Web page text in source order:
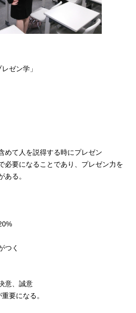
ゼン学」
めて人を説得する時にプレゼン
必要になることであり、プレゼン力を
ある。
つく
意、誠意
要になる。